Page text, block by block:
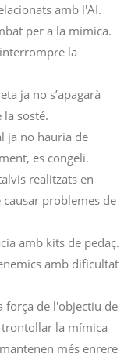
amb l'AI.
per a la mímica.
la
ja no s’apagarà
sosté.
ja no hauria de
es congeli.
realitzats en
problemes de
amb kits de pedaç.
amb dificultat
força de l'objectiu de
la mímica
més enrere